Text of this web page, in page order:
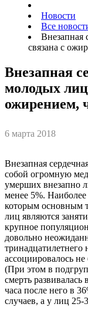
Новости
Все
Внезапная
связана с
Внезапная
молодых
ожирением,
6 марта 2018
Внезапная
собой огромную
умерших внезапно
менее 5%. Наиболее
которым основным
лиц являются
крупное
довольно
тринадцатилетнего
ассоциировалось
(При этом в
смерть
часа после него в
случаев, а у лиц 25-